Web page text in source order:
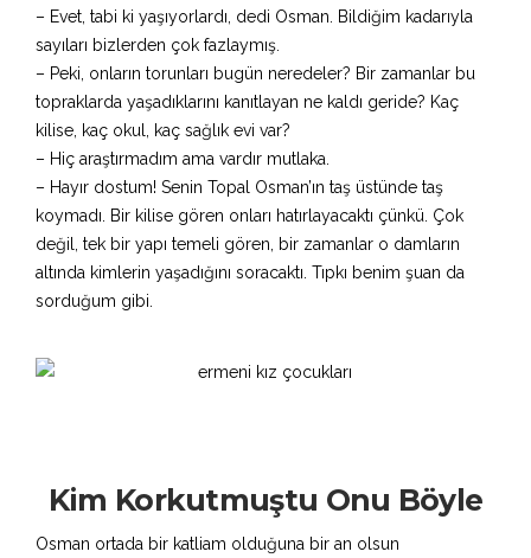
– Evet, tabi ki yaşıyorlardı, dedi Osman. Bildiğim kadarıyla
sayıları bizlerden çok fazlaymış.
– Peki, onların torunları bugün neredeler? Bir zamanlar bu
topraklarda yaşadıklarını kanıtlayan ne kaldı geride? Kaç
kilise, kaç okul, kaç sağlık evi var?
– Hiç araştırmadım ama vardır mutlaka.
– Hayır dostum! Senin Topal Osman’ın taş üstünde taş
koymadı. Bir kilise gören onları hatırlayacaktı çünkü. Çok
değil, tek bir yapı temeli gören, bir zamanlar o damların
altında kimlerin yaşadığını soracaktı. Tıpkı benim şuan da
sorduğum gibi.
Kim Korkutmuştu Onu Böyle
Osman ortada bir katliam olduğuna bir an olsun